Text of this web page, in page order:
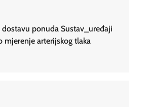
dostavu ponuda Sustav_uređaji
mjerenje arterijskog tlaka